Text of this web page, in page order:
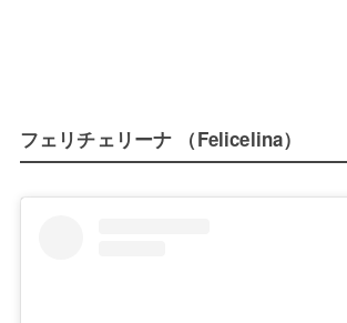
フェリチェリーナ （Felicelina）